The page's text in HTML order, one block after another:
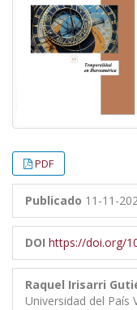
PDF
Publicado 11-11-
DOI https://doi.org/
Raquel Irisarri
Universidad del País